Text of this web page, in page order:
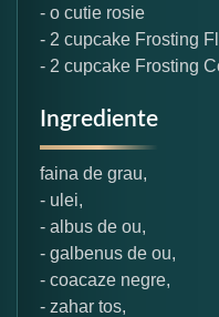
- o cutie rosie
- 2 cupcake Frosting
- 2 cupcake Frosting
Ingrediente
faina de grau,
- ulei,
- albus de ou,
- galbenus de ou,
- coacaze negre,
- zahar tos,